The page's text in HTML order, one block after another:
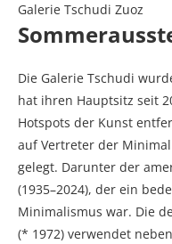
Galerie Tschudi Zuoz
Die Galerie Tschudi
hat ihren Hauptsitz seit
Hotspots der Kunst
auf Vertreter der
gelegt. Darunter der
(1935–2024), der ein
Minimalismus war. Die
(* 1972) verwendet